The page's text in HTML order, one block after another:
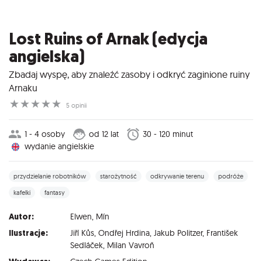
Lost Ruins of Arnak (edycja
angielska)
Zbadaj wyspę, aby znaleźć zasoby i odkryć zaginione ruiny
Arnaku
☆
☆
☆
☆
☆ 5 opinii
1 - 4 osoby od 12 lat
30 - 120 minut
wydanie angielskie
przydzielanie robotników starożytność odkrywanie terenu
podróże
kafelki
fantasy
Autor: Elwen, Mín
Ilustracje: Jiří Kůs, Ondřej Hrdina, Jakub Politzer, František
Sedláček, Milan Vavroň